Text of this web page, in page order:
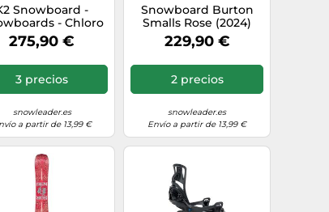
Snowboard -
- Chloro
para Mujer - Talla
cm - Gris Gris 146
275,90 €
3 precios
snowleader.es
a partir de 13,99 €
Snowboard Burton
Smalls Rose (2024)
niños
229,90 €
2 precios
snowleader.es
Envío a partir de 13,99 €